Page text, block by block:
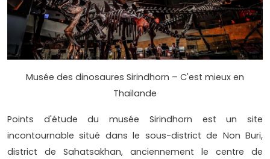
Musée des dinosaures Sirindhorn – C'est mieux en
Thaïlande
Points d'étude du musée Sirindhorn est un site
incontournable situé dans le sous-district de Non Buri,
district de Sahatsakhan, anciennement le centre de